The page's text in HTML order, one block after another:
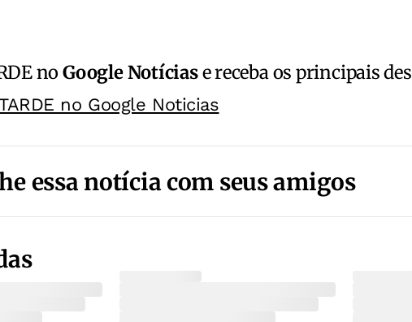
noGoogle Notíciase receba os principais
no Google Noticias
essa notícia com seus amigos